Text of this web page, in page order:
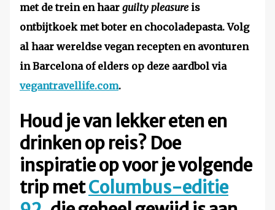
met de trein en haar guilty pleasureis
ontbijtkoek met boter en chocoladepasta. Volg
al haar wereldse vegan recepten en avonturen
in Barcelona of elders op deze aardbol via
vegantravellife.com.
Houd je van lekker eten en
drinken op reis? Doe
inspiratie op voor je volgende
trip metColumbus-editie